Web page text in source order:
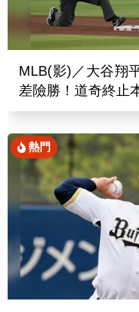
MLB(影)／大谷翔
差險勝！道奇終止
熱門